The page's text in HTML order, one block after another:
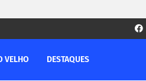
VELHO DESTAQUES